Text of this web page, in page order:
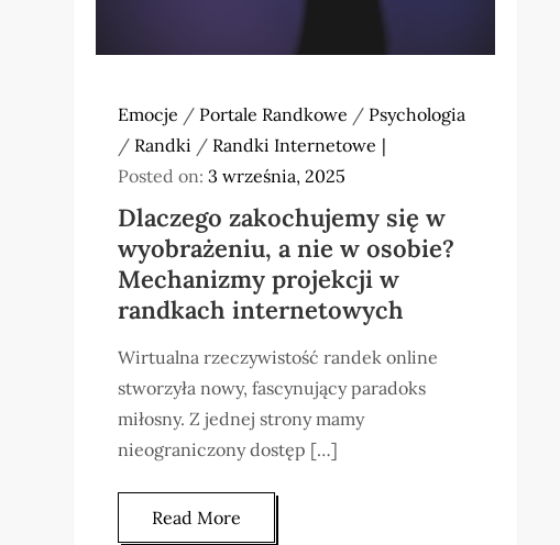
Emocje / Portale Randkowe / Psychologia
/ Randki / Randki Internetowe
Posted on:3 września, 2025
Dlaczego zakochujemy się w
wyobrażeniu, a nie w osobie?
Mechanizmy projekcji w
randkach internetowych
Wirtualna rzeczywistość randek online
stworzyła nowy, fascynujący paradoks
miłosny. Z jednej strony mamy
nieograniczony dostęp […]
Read More